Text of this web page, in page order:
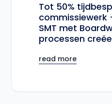
Tot 50%
commissiewerk
SMT met
processen
read more